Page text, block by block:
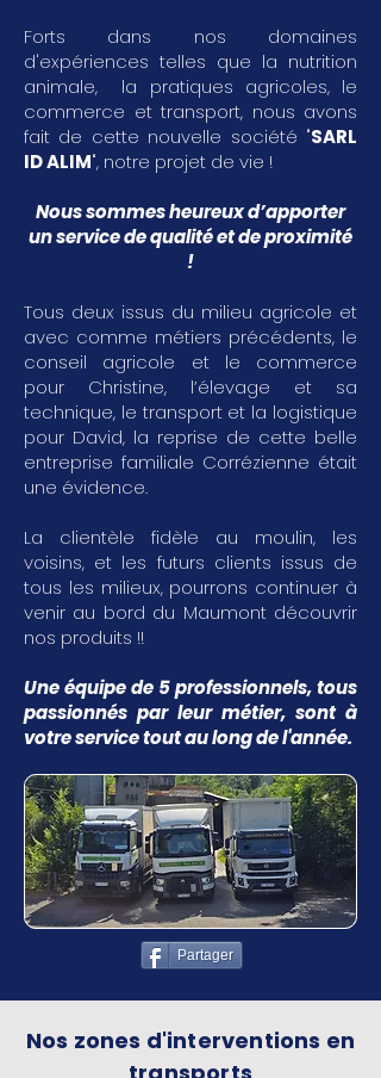
Forts dans nos domaines
d'expériences telles que la nutrition
animale, la pratiques agricoles, le
commerce et transport, nous avons
fait de cette nouvelle société "SARL
ID ALIM", notre projet de vie !
Nous sommes heureux d’apporter
un service de qualité et de proximité
!
Tous deux issus du milieu agricole et
avec comme métiers précédents, le
conseil agricole et le commerce
pour Christine, l’élevage et sa
technique, le transport et la logistique
pour David, la reprise de cette belle
entreprise familiale Corrézienne était
une évidence.
La clientèle fidèle au moulin, les
voisins, et les futurs clients issus de
tous les milieux, pourrons continuer à
venir au bord du Maumont découvrir
nos produits !!
Une équipe de 5 professionnels, tous
passionnés par leur métier, sont à
votre service tout au long de l'année.
Partager
Nos zones d'interventions en